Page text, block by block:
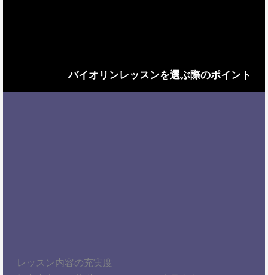
バイオリンレッスンを選ぶ際のポイント
レッスン内容の充実度